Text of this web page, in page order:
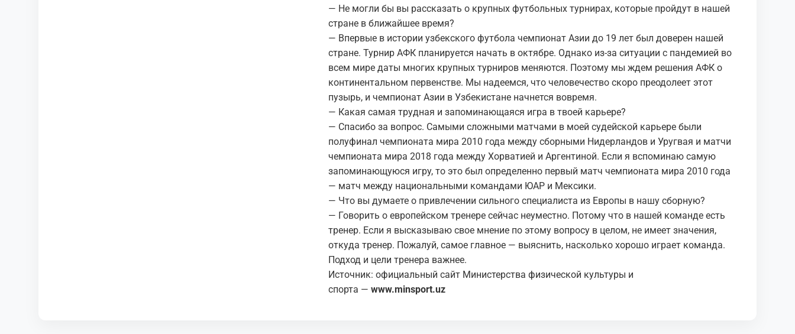
— Не могли бы вы рассказать о крупных футбольных турнирах, которые пройдут в нашей
стране в ближайшее время?
— Впервые в истории узбекского футбола чемпионат Азии до 19 лет был доверен нашей
стране. Турнир АФК планируется начать в октябре. Однако из-за ситуации с пандемией во
всем мире даты многих крупных турниров меняются. Поэтому мы ждем решения АФК о
континентальном первенстве. Мы надеемся, что человечество скоро преодолеет этот
пузырь, и чемпионат Азии в Узбекистане начнется вовремя.
— Какая самая трудная и запоминающаяся игра в твоей карьере?
— Спасибо за вопрос. Самыми сложными матчами в моей судейской карьере были
полуфинал чемпионата мира 2010 года между сборными Нидерландов и Уругвая и матчи
чемпионата мира 2018 года между Хорватией и Аргентиной. Если я вспоминаю самую
запоминающуюся игру, то это был определенно первый матч чемпионата мира 2010 года
— матч между национальными командами ЮАР и Мексики.
— Что вы думаете о привлечении сильного специалиста из Европы в нашу сборную?
— Говорить о европейском тренере сейчас неуместно. Потому что в нашей команде есть
тренер. Если я высказываю свое мнение по этому вопросу в целом, не имеет значения,
откуда тренер. Пожалуй, самое главное — выяснить, насколько хорошо играет команда.
Подход и цели тренера важнее.
Источник: официальный сайт Министерства физической культуры и
спорта — www.minsport.uz